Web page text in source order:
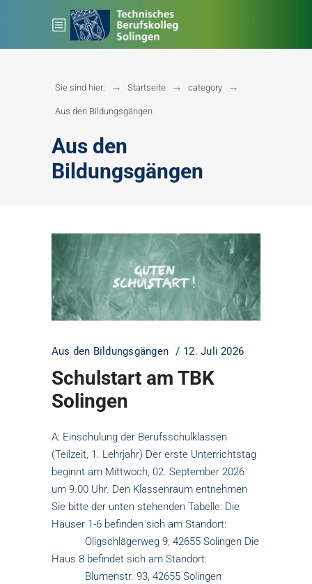
Sie sind hier: Startseite category
Aus den Bildungsgängen
Aus den
Bildungsgängen
Aus den Bildungsgängen 12. Juli 2026
Schulstart am TBK
Solingen
A: Einschulung der Berufsschulklassen
(Teilzeit, 1. Lehrjahr) Der erste Unterrichtstag
beginnt am Mittwoch, 02. September 2026
um 9.00 Uhr. Den Klassenraum entnehmen
Sie bitte der unten stehenden Tabelle: Die
Häuser 1-6 befinden sich am Standort:
Oligschlägerweg 9, 42655 Solingen Die
Haus 8 befindet sich am Standort:
Blumenstr. 93, 42655 Solingen